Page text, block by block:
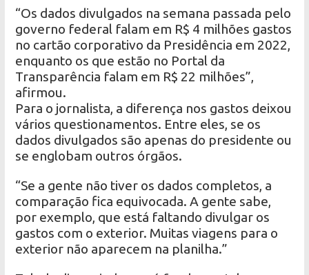
“Os dados divulgados na semana passada pelo
governo federal falam em R$ 4 milhões gastos
no cartão corporativo da Presidência em 2022,
enquanto os que estão no Portal da
Transparência falam em R$ 22 milhões”,
afirmou.
Para o jornalista, a diferença nos gastos deixou
vários questionamentos. Entre eles, se os
dados divulgados são apenas do presidente ou
se englobam outros órgãos.
“Se a gente não tiver os dados completos, a
comparação fica equivocada. A gente sabe,
por exemplo, que está faltando divulgar os
gastos com o exterior. Muitas viagens para o
exterior não aparecem na planilha.”